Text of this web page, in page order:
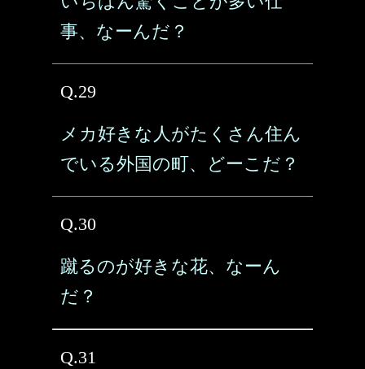
事、なーんだ？
Q.29
メカ好きな人がたくさん住ん
でいる外国の町、どーこだ？
Q.30
蹴るのが好きな花、なーん
だ？
Q.31